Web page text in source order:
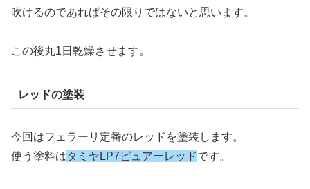
吹けるのであればその限りではないと思います。
この後丸1日乾燥させます。
レッドの塗装
今回はフェラーリ定番のレッドを塗装します。
使う塗料はタミヤLP7ピュアーレッドです。